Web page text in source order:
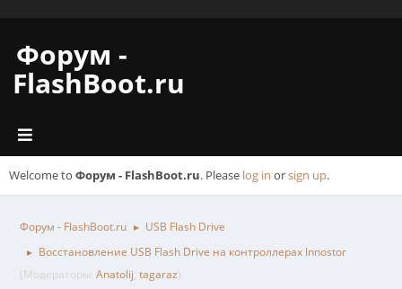
Форум -
FlashBoot.ru
Welcome to Форум - FlashBoot.ru. Please log in orsign up.
Форум - FlashBoot.ru ► USB Flash Drive
►
Восстановление USB Flash Drive на контроллерах Innostor
(Модераторы: Anatolij, tagaraz)